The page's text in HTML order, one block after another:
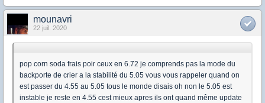
mounavri
22 juil. 2020
pop corn soda frais poir ceux en 6.72 je comprends pas la mode du
backporte de crier a la stabilité du 5.05 vous vous rappeler quand on
est passer du 4.55 au 5.05 tous le monde disais oh non le 5.05 est
instable je reste en 4.55 cest mieux apres ils ont quand même update